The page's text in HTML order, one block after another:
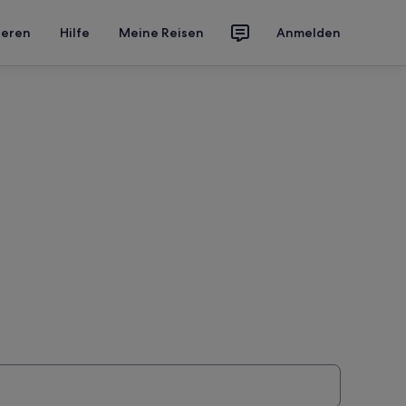
Hilfe Meine Reisen Anmelden